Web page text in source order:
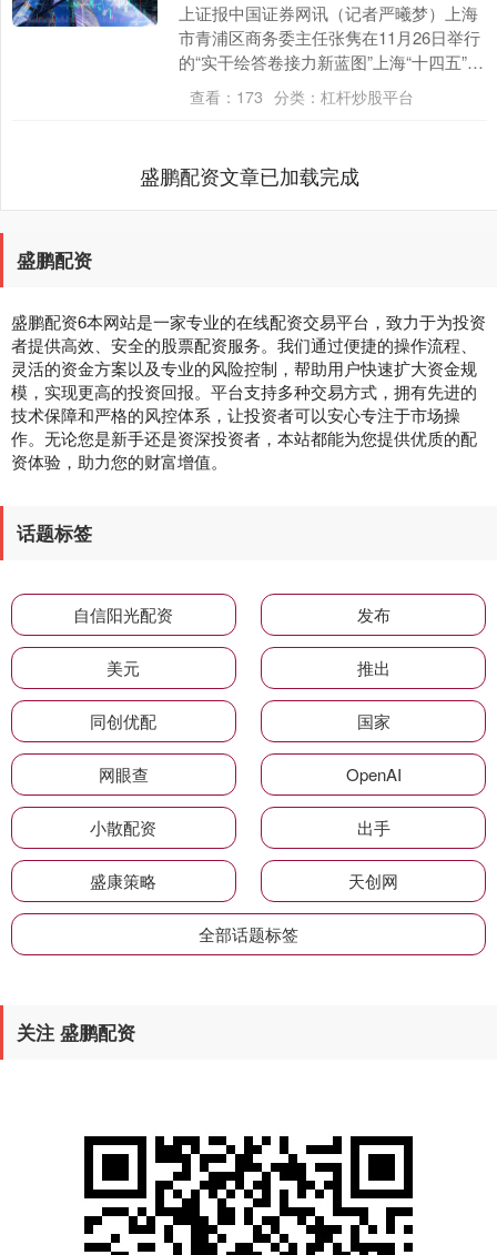
上证报中国证券网讯（记者严曦梦）上海
市青浦区商务委主任张隽在11月26日举行
的“实干绘答卷接力新蓝图”上海“十四五”规
划成果系列主题新闻发布会青浦区专场上
表示，....
查看： 173 分类： 杠杆炒股平台
盛鹏配资文章已加载完成
盛鹏配资
盛鹏配资6本网站是一家专业的在线配资交易平台，致力于为投资
者提供高效、安全的股票配资服务。我们通过便捷的操作流程、
灵活的资金方案以及专业的风险控制，帮助用户快速扩大资金规
模，实现更高的投资回报。平台支持多种交易方式，拥有先进的
技术保障和严格的风控体系，让投资者可以安心专注于市场操
作。无论您是新手还是资深投资者，本站都能为您提供优质的配
资体验，助力您的财富增值。
话题标签
自信阳光配资 发布
美元 推出
同创优配 国家
网眼查 OpenAI
小散配资 出手
盛康策略 天创网
全部话题标签
关注 盛鹏配资